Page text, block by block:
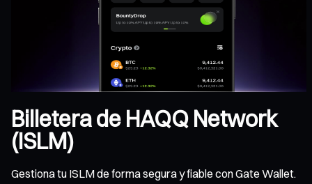
Billetera de HAQQ Network
(ISLM)
Gestiona tu ISLM de forma segura y fiable con Gate Wallet.